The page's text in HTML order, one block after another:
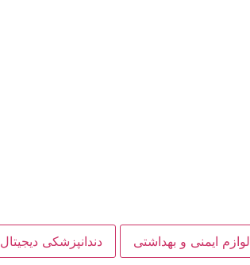
لوازم ایمنی و بهداشتی دندانپزشکی دیجیتال